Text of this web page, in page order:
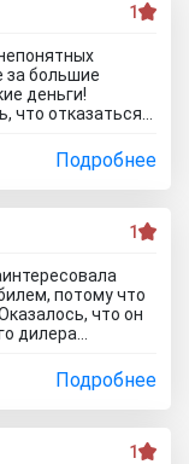
1
за большие
деньги!
что отказаться
развод и
потому что не
деньги да и
Подробнее
1
потому что
что он
дилера
на
это наглый
с
разводящая
Подробнее
1